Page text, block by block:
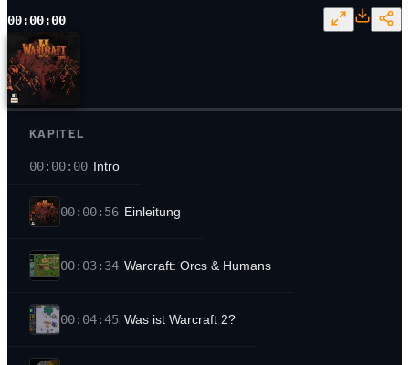
00:00:00
KAPITEL
00:00:00 Intro
00:00:56 Einleitung
00:03:34 Warcraft: Orcs & Humans
00:04:45 Was ist Warcraft 2?